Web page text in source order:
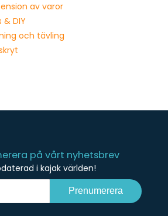
av varor
& DIY
och tävling
på vårt nyhetsbrev
i kajak världen!
Prenumerera